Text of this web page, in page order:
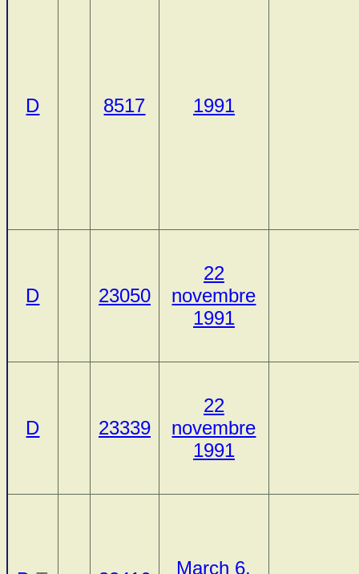
D 8517 1991
D 23050
22
novembre
1991
D 23339
22
novembre
1991
March 6,